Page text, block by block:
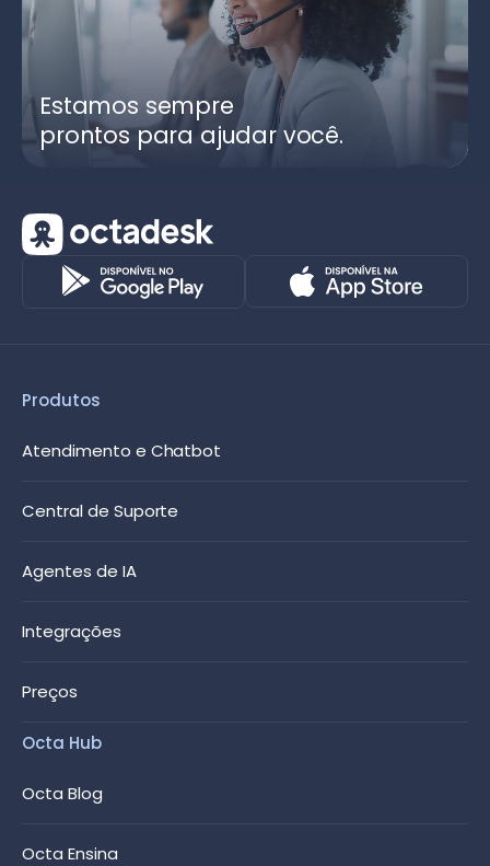
Estamos sempre
prontos para ajudar você.
Produtos
Atendimento e Chatbot
Central de Suporte
Agentes de IA
Integrações
Preços
Octa Hub
Octa Blog
Octa Ensina